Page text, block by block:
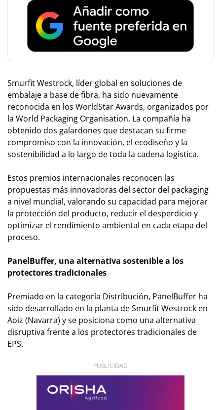
Smurfit Westrock, líder global en soluciones de
embalaje a base de fibra, ha sido nuevamente
reconocida en los WorldStar Awards, organizados por
la World Packaging Organisation. La compañía ha
obtenido dos galardones que destacan su firme
compromiso con la innovación, el ecodiseño y la
sostenibilidad a lo largo de toda la cadena logística.
Estos premios internacionales reconocen las
propuestas más innovadoras del sector del packaging
a nivel mundial, valorando su capacidad para mejorar
la protección del producto, reducir el desperdicio y
optimizar el rendimiento ambiental en cada etapa del
proceso.
PanelBuffer, una alternativa sostenible a los
protectores tradicionales
Premiado en la categoría Distribución, PanelBuffer ha
sido desarrollado en la planta de Smurfit Westrock en
Aoiz (Navarra) y se posiciona como una alternativa
disruptiva frente a los protectores tradicionales de
EPS.
PUBLICIDAD